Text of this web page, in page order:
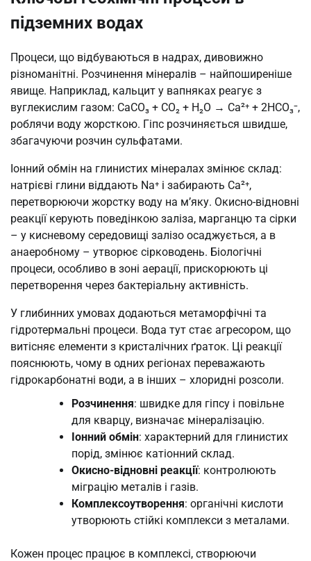
підземних водах
Процеси, що відбуваються в надрах, дивовижно
різноманітні. Розчинення мінералів – найпоширеніше
явище. Наприклад, кальцит у вапняках реагує з
вуглекислим газом: CaCO₃ + CO₂ + H₂O → Ca²⁺ + 2HCO₃⁻,
роблячи воду жорсткою. Гіпс розчиняється швидше,
збагачуючи розчин сульфатами.
Іонний обмін на глинистих мінералах змінює склад:
натрієві глини віддають Na⁺ і забирають Ca²⁺,
перетворюючи жорстку воду на м’яку. Окисно-відновні
реакції керують поведінкою заліза, марганцю та сірки
– у кисневому середовищі залізо осаджується, а в
анаеробному – утворює сірководень. Біологічні
процеси, особливо в зоні аерації, прискорюють ці
перетворення через бактеріальну активність.
У глибинних умовах додаються метаморфічні та
гідротермальні процеси. Вода тут стає агресором, що
витісняє елементи з кристалічних ґраток. Ці реакції
пояснюють, чому в одних регіонах переважають
гідрокарбонатні води, а в інших – хлоридні розсоли.
Розчинення: швидке для гіпсу і повільне
для кварцу, визначає мінералізацію.
Іонний обмін: характерний для глинистих
порід, змінює катіонний склад.
Окисно-відновні реакції: контролюють
міграцію металів і газів.
Комплексоутворення: органічні кислоти
утворюють стійкі комплекси з металами.
Кожен процес працює в комплексі, створюючи